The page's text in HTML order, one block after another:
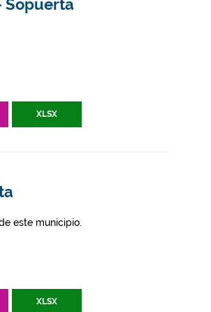
Sopuerta
XLSX
este municipio.
XLSX